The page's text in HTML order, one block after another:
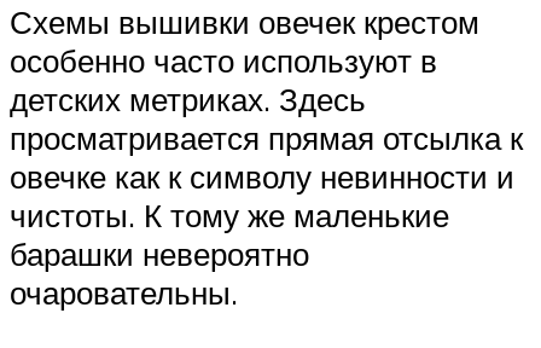
Схемы вышивки овечек крестом
особенно часто используют в
детских метриках. Здесь
просматривается прямая отсылка к
овечке как к символу невинности и
чистоты. К тому же маленькие
барашки невероятно
очаровательны.